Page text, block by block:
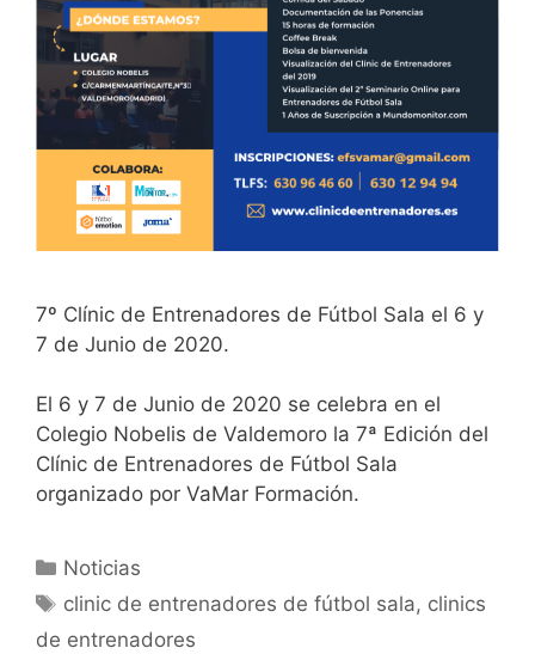
7º Clínic de Entrenadores de Fútbol Sala el 6 y
7 de Junio de 2020.
El 6 y 7 de Junio de 2020 se celebra en el
Colegio Nobelis de Valdemoro la 7ª Edición del
Clínic de Entrenadores de Fútbol Sala
organizado por VaMar Formación.
Categorías
Noticias
Etiquetas
clinic de entrenadores de fútbol sala, clinics
de entrenadores